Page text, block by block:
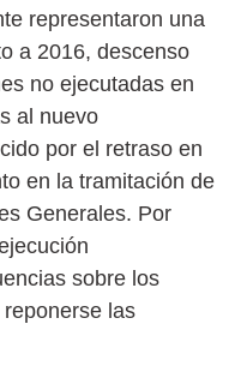
representaron una
a 2016, descenso
no ejecutadas en
al nuevo
por el retraso en
en la tramitación de
Generales. Por
sobre los
las